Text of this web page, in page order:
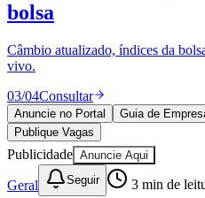
Divulgar VagasNovo
Publicidade Legal
Política
Saúde
Segurança
Cultura
Meio Ambiente
Obras
Educação
Publique vagas e encontre os
04/04Publicar
Anuncie no Portal
Publique Vagas
Publicidade Anuncie Aqui
Geral Seguir 3min de
Total Care conquista